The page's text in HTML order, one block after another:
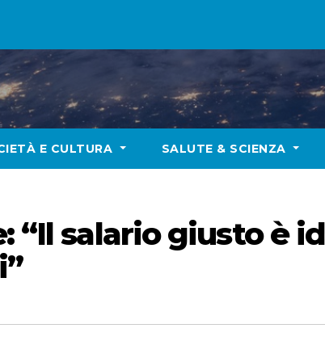
E CULTURA SALUTE & SCIENZA
“Il salario giusto è